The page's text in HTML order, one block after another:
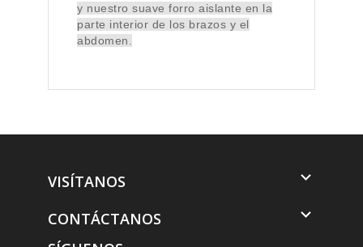
y nuestro suave forro aislante en la
parte interior de los brazos y el
abdomen.
VISÍTANOS 
CONTÁCTANOS 